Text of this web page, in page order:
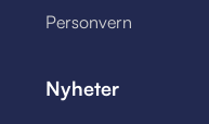
Personvern
Nyheter